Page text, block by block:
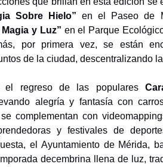
Sobre Hielo” en el Paseo de
y Luz” en el Parque
por primera vez, se están
de la ciudad, descentralizando
el regreso de las populares
alegría y fantasía con
complementan con
y festivales de
el Ayuntamiento de Mérida,
decembrina llena de luz,